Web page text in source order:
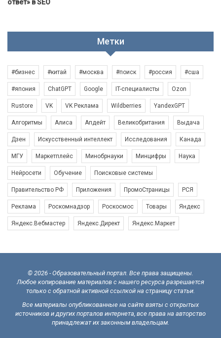
ответ» в SEO
Метки
#бизнес #китай #москва #поиск #россия #сша
#япония ChatGPT Google IT-специалисты Ozon
Rustore VK VK Реклама Wildberries YandexGPT
Алгоритмы Алиса Апдейт Великобритания Выдача
Дзен Искусственный интеллект Исследования Канада
МГУ Маркетплейс Минобрнауки Минцифры Наука
Нейросети Обучение Поисковые системы
Правительство РФ Приложения ПромоСтраницы РСЯ
Реклама Роскомнадзор Роскосмос Товары Яндекс
Яндекс.Вебмастер Яндекс.Директ Яндекс.Маркет
© 2026 - Образовательный портал. Все права защищены.
Любое копирование материалов с нашего ресурса разрешается
только с обратной активной ссылкой на страницу статьи.
Все материалы опубликованные на сайте взяты с открытых
источников и других порталов интернета, все права на авторство
принадлежат их законным владельцам.